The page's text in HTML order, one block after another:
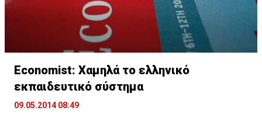
Economist: Χαμηλά το ελληνικό
εκπαιδευτικό σύστημα
09.05.2014 08:49